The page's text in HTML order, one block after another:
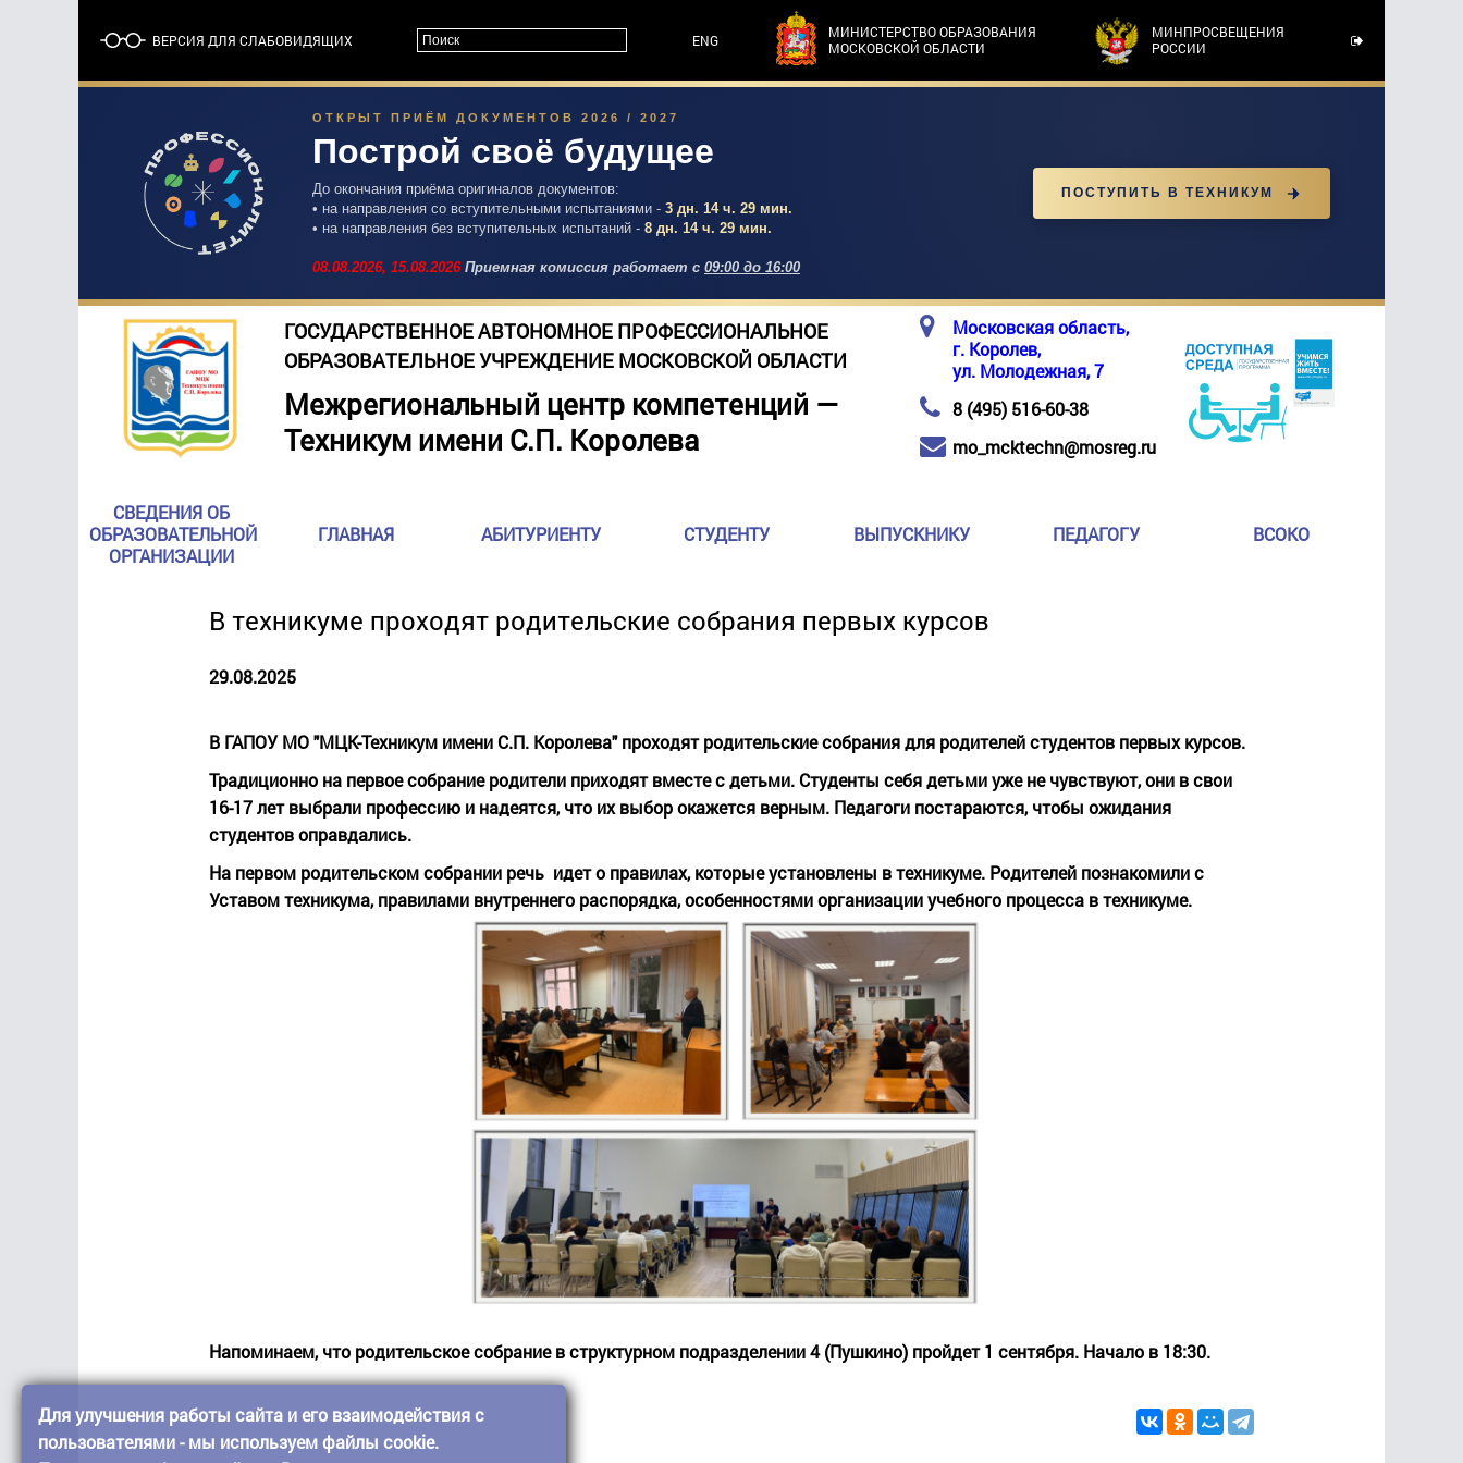
ВЕРСИЯ ДЛЯ СЛАБОВИДЯЩИХ ENG
МИНИСТЕРСТВО ОБРАЗОВАНИЯ
МОСКОВСКОЙ ОБЛАСТИ
МИНПРОСВЕЩЕНИЯ
РОССИИ
ОТКРЫТ ПРИЁМ ДОКУМЕНТОВ 2026 / 2027
Построй своё будущее
До окончания приёма оригиналов документов:
• на направления со вступительными испытаниями - 3 дн. 14 ч. 29 мин.
• на направления без вступительных испытаний - 8 дн. 14 ч. 29 мин.
08.08.2026, 15.08.2026Приемная комиссия работает с 09:00 до 16:00
ПОСТУПИТЬ В ТЕХНИКУМ
ГОСУДАРСТВЕННОЕ АВТОНОМНОЕ ПРОФЕССИОНАЛЬНОЕ
ОБРАЗОВАТЕЛЬНОЕ УЧРЕЖДЕНИЕ МОСКОВСКОЙ ОБЛАСТИ
Межрегиональный центр компетенций —
Техникум имени С.П. Королева
Московская область,
г. Королев,
ул. Молодежная, 7
8 (495) 516-60-38
mo_mcktechn@mosreg.ru
СВЕДЕНИЯ ОБ
ОБРАЗОВАТЕЛЬНОЙ
ОРГАНИЗАЦИИ
ГЛАВНАЯ АБИТУРИЕНТУ СТУДЕНТУ ВЫПУСКНИКУ ПЕДАГОГУ ВСОКО
В техникуме проходят родительские собрания первых курсов
29.08.2025
В ГАПОУ МО "МЦК-Техникум имени С.П. Королева" проходят родительские собрания для родителей студентов первых курсов.
Традиционно на первое собрание родители приходят вместе с детьми. Студенты себя детьми уже не чувствуют, они в свои
16-17 лет выбрали профессию и надеятся, что их выбор окажется верным. Педагоги постараются, чтобы ожидания
студентов оправдались.
На первом родительском собрании речь идет о правилах, которые установлены в техникуме. Родителей познакомили с
Уставом техникума, правилами внутреннего распорядка, особенностями организации учебного процесса в техникуме.
Напоминаем, что родительское собрание в структурном подразделении 4 (Пушкино) пройдет 1 сентября. Начало в 18:30.
Для улучшения работы сайта и его взаимодействия с
пользователями - мы используем файлы cookie.